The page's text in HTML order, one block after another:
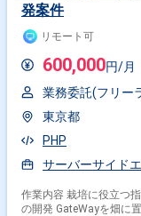
発案件
リモート可
600,000円/月
業務委託(フリー
東京都
PHP
サーバーサイド
作業内容 栽培に役立つ
の開発 GateWayを畑に
掛け合わせ条
特徴で絞り込む
サーバーサイドエ
サーバーサイドエ
その他の条件